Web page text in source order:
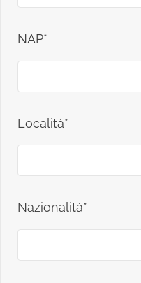
NAP*
Località*
Nazionalità*